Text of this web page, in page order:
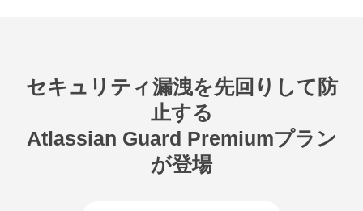
セキュリティ漏洩を先回りして防
止する
Atlassian Guard Premiumプラン
が登場